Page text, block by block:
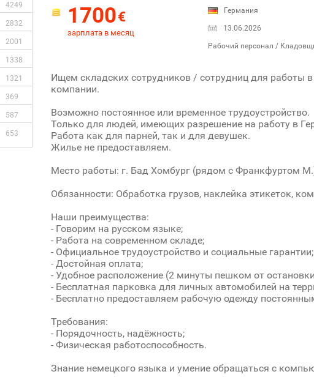
4249
2832
2001
1338
1321
369
587
653
1700€
зарплата в месяц
Германия
13.06.2026
Рабочий персонал /
Ищем складских сотрудников / сотрудниц для работы
компании.
Возможно постоянное или временное трудоустройство.
Только для людей, имеющих разрешение на работу в
Работа как для парней, так и для девушек.
Жилье не предоставляем.
Место работы: г. Бад Хомбург (рядом с Франкфуртом
Обязанности: Обработка грузов, наклейка этикеток,
Наши преимущества:
- Говорим на русском языке;
- Работа на современном складе;
- Официальное трудоустройство и социальные гарантии;
- Достойная оплата;
- Удобное расположение (2 минуты пешком от
- Бесплатная парковка для личных автомобилей на
- Бесплатно предоставляем рабочую одежду
Требования:
- Порядочность, надёжность;
- Физическая работоспособность.
Знание немецкого языка и умение обращаться с